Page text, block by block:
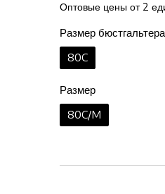
Оптовые цены от 2
Размер бюстгальтера
80C
Размер
80C/M